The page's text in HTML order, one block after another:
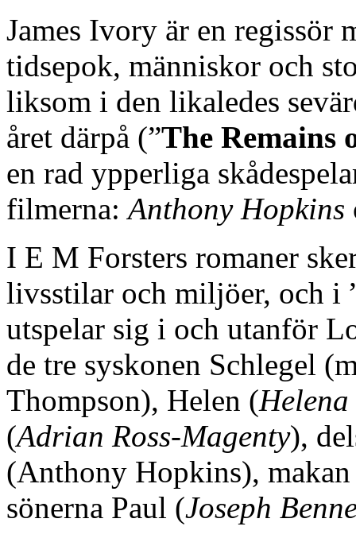
James Ivory är en regissör
tidsepok, människor och
liksom i den likaledes
året därpå (”The Remains
en rad ypperliga
filmerna:Anthony Hopkins
I E M Forsters romaner
livsstilar och miljöer, och i
utspelar sig i och utanför
de tre syskonen Schlegel
Thompson), Helen (
(Adrian Ross-Magenty),
(Anthony Hopkins),
sönerna Paul (Joseph